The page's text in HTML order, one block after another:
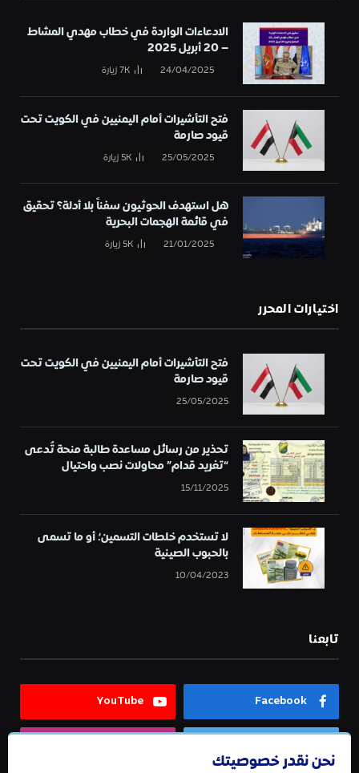
الادعاءات الواردة في خطاب مهدي المشاط
– 20 أبريل 2025
24/04/2025
7Kزيارة
فتح التأشيرات أمام اليمنيين في الكويت تحت
قيود صارمة
25/05/2025
5Kزيارة
هل استهدف الحوثيون سفناً بلا أدلة؟ تحقيق
في قائمة الهجمات البحرية
21/01/2025
5Kزيارة
اختيارات المحرر
فتح التأشيرات أمام اليمنيين في الكويت تحت
قيود صارمة
25/05/2025
تحذير من رسائل مساعدة طالبة منحة تُدعى
“تغريد قدام” محاولات نصب واحتيال
15/11/2025
لا تستخدم خلطات التسمين؛ أو ما تسمى
بالحبوب الصينية
10/04/2023
تابعنا
Facebook
YouTube
نحن نقدر خصوصيتك